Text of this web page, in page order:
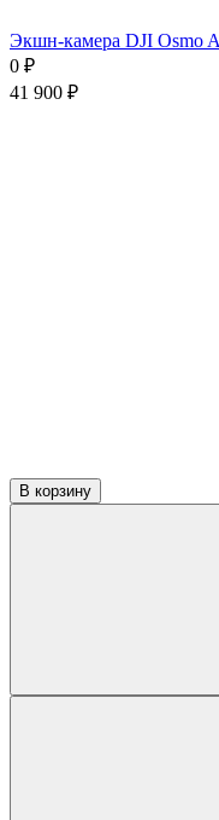
Экшн-камера DJI Osmo
0 ₽
41 900 ₽
В корзину